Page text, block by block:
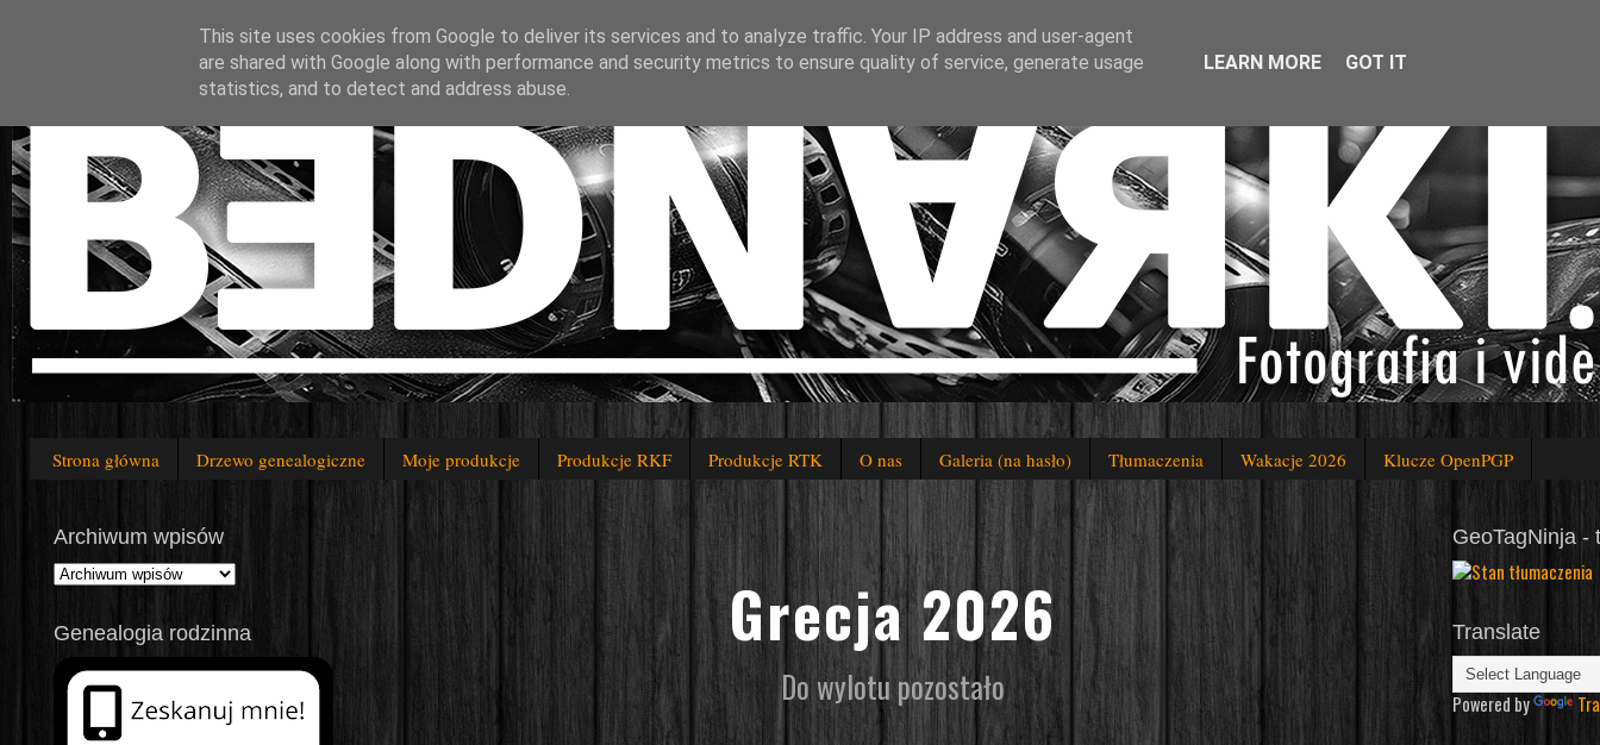
Strona główna Drzewo genealogiczne Moje produkcje Produkcje RKF Produkcje RTK O nas Galeria (na hasło) Tłumaczenia Wakacje 2026 Klucze OpenPGP
Grecja 2026
Do wylotu pozostało
Archiwum wpisów
Genealogia rodzinna
GeoTagNinja -
Translate
Powered by
This site uses cookies from Google to deliver its services and to analyze traffic. Your IP address and user-agent
are shared with Google along with performance and security metrics to ensure quality of service, generate usage
statistics, and to detect and address abuse.
LEARN MORE GOT IT